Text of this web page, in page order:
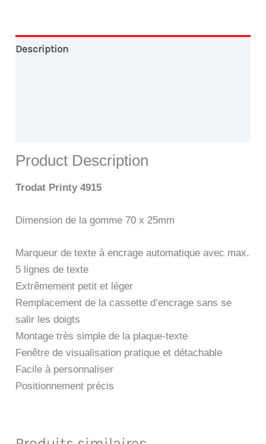
Description
Product Description
Trodat Printy 4915
Dimension de la gomme 70 x 25mm
Marqueur de texte à encrage automatique avec max.
5 lignes de texte
Extrêmement petit et léger
Remplacement de la cassette d’encrage sans se
salir les doigts
Montage très simple de la plaque-texte
Fenêtre de visualisation pratique et détachable
Facile à personnaliser
Positionnement précis